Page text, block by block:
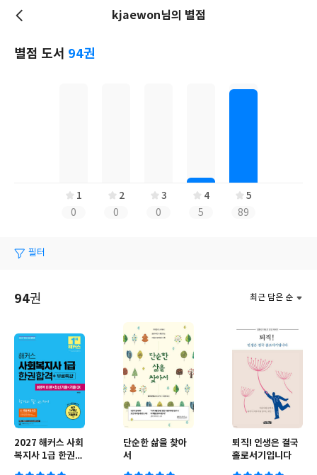
kjaewon님의 별점
별점 도서 94권
1
0
2
0
3
0
4
5
5
89
필터
최근 담은 순
94권
2027 해커스 사회
복지사 1급 한권합
단순한 삶을 찾아
서
퇴직! 인생은 결국
홀로서기입니다